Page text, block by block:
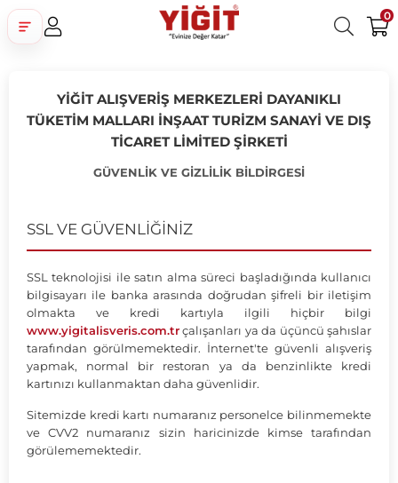
0
YİĞİT ALIŞVERİŞ MERKEZLERİ DAYANIKLI
TÜKETİM MALLARI İNŞAAT TURİZM SANAYİ VE DIŞ
TİCARET LİMİTED ŞİRKETİ
GÜVENLİK VE GİZLİLİK BİLDİRGESİ
SSL VE GÜVENLİĞİNİZ
SSL teknolojisi ile satın alma süreci başladığında kullanıcı
bilgisayarı ile banka arasında doğrudan şifreli bir iletişim
olmakta ve kredi kartıyla ilgili hiçbir bilgi
www.yigitalisveris.com.tr çalışanları ya da üçüncü şahıslar
tarafından görülmemektedir. İnternet'te güvenli alışveriş
yapmak, normal bir restoran ya da benzinlikte kredi
kartınızı kullanmaktan daha güvenlidir.
Sitemizde kredi kartı numaranız personelce bilinmemekte
ve CVV2 numaranız sizin haricinizde kimse tarafından
görülememektedir.